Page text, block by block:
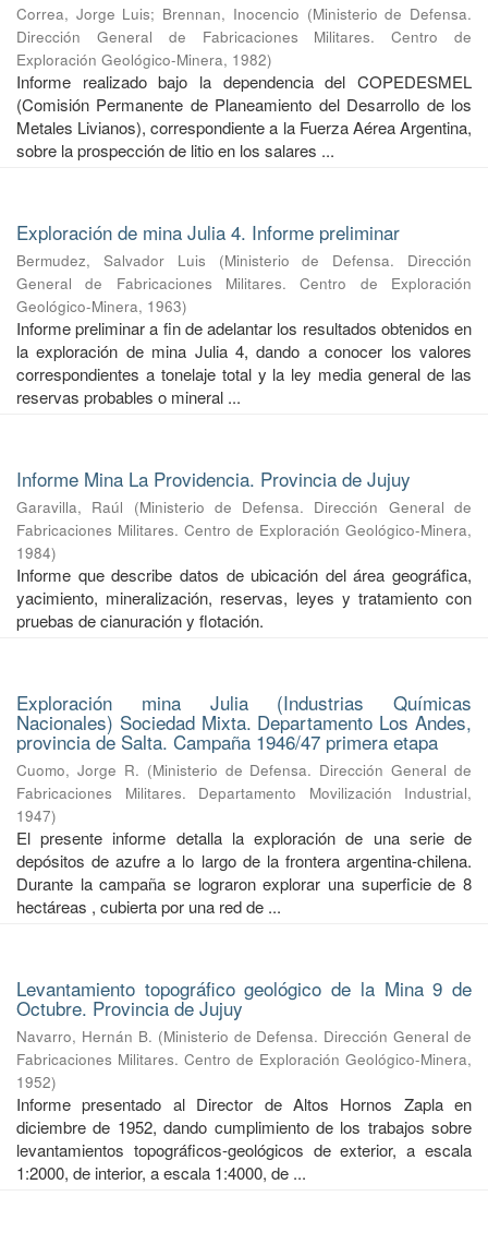
Correa, Jorge Luis; Brennan, Inocencio (Ministerio de Defensa.
Dirección General de Fabricaciones Militares. Centro de
Exploración Geológico-Minera, 1982)
Informe realizado bajo la dependencia del COPEDESMEL
(Comisión Permanente de Planeamiento del Desarrollo de los
Metales Livianos), correspondiente a la Fuerza Aérea Argentina,
sobre la prospección de litio en los salares ...
Exploración de mina Julia 4. Informe preliminar
Bermudez, Salvador Luis (Ministerio de Defensa. Dirección
General de Fabricaciones Militares. Centro de Exploración
Geológico-Minera, 1963)
Informe preliminar a fin de adelantar los resultados obtenidos en
la exploración de mina Julia 4, dando a conocer los valores
correspondientes a tonelaje total y la ley media general de las
reservas probables o mineral ...
Informe Mina La Providencia. Provincia de Jujuy
Garavilla, Raúl (Ministerio de Defensa. Dirección General de
Fabricaciones Militares. Centro de Exploración Geológico-Minera,
1984)
Informe que describe datos de ubicación del área geográfica,
yacimiento, mineralización, reservas, leyes y tratamiento con
pruebas de cianuración y flotación.
Exploración mina Julia (Industrias Químicas
Nacionales) Sociedad Mixta. Departamento Los Andes,
provincia de Salta. Campaña 1946/47 primera etapa
Cuomo, Jorge R. (Ministerio de Defensa. Dirección General de
Fabricaciones Militares. Departamento Movilización Industrial,
1947)
El presente informe detalla la exploración de una serie de
depósitos de azufre a lo largo de la frontera argentina-chilena.
Durante la campaña se lograron explorar una superficie de 8
hectáreas , cubierta por una red de ...
Levantamiento topográfico geológico de la Mina 9 de
Octubre. Provincia de Jujuy
Navarro, Hernán B. (Ministerio de Defensa. Dirección General de
Fabricaciones Militares. Centro de Exploración Geológico-Minera,
1952)
Informe presentado al Director de Altos Hornos Zapla en
diciembre de 1952, dando cumplimiento de los trabajos sobre
levantamientos topográficos-geológicos de exterior, a escala
1:2000, de interior, a escala 1:4000, de ...